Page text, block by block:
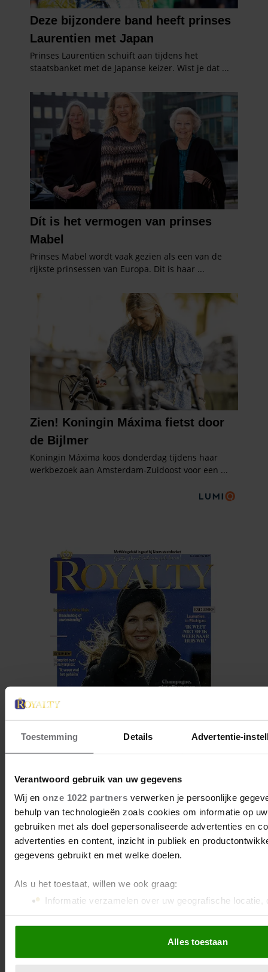
Toestemming Details Advertentie-
Verantwoord gebruik van uw gegevens
Wij en onze 1022 partnersverwerken je persoonlijke
behulp van technologieën zoals cookies om informatie op
gebruiken met als doel gepersonaliseerde advertenties en
advertenties en content, inzicht in publiek en
gegevens gebruikt en met welke doelen.
Als u het toestaat, willen we ook graag:
Informatie verzamelen over uw geografische locatie,
Uw apparaat identificeren door het actief te scannen
Lees meer over hoe uw persoonlijke gegevens worden
Alles toestaan
DE NIEUWE ROYALTY
LIGT NU IN DE WINKEL
ABONNEREN
DIGITAAL LEZEN
LOS KOPEN